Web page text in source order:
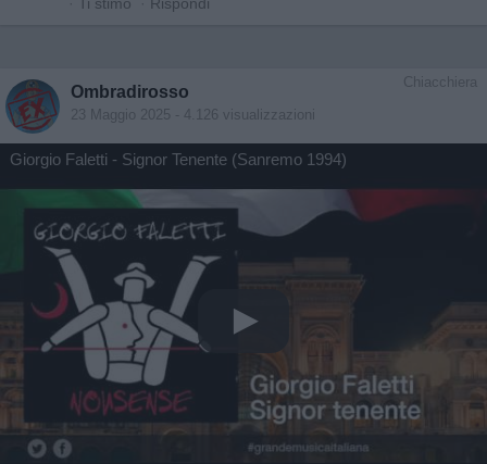
Chiacchiera
Ombradirosso
23 Maggio 2025 - 4.126 visualizzazioni
Giorgio Faletti - Signor Tenente (Sanremo 1994)